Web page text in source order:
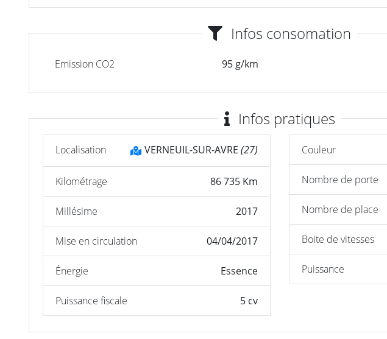
Infos consomation
Emission CO2 95 g/km
Infos pratiques
Localisation VERNEUIL-SUR-AVRE (27)
Kilométrage 86 735 Km
Millésime 2017
Mise en circulation 04/04/2017
Énergie Essence
Puissance fiscale 5 cv
Couleur
Nombre de porte
Nombre de place
Boite de vitesses
Puissance